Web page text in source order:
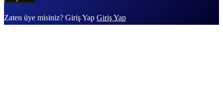
Zaten üye misiniz? Giriş Yap Giriş Yap